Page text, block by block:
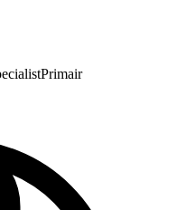
Primair